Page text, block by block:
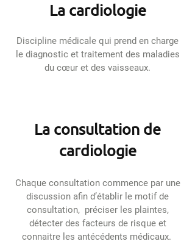
La cardiologie
Discipline médicale qui prend en charge
le diagnostic et traitement des maladies
du cœur et des vaisseaux.
La consultation de
cardiologie
Chaque consultation commence par une
discussion afin d’établir le motif de
consultation, préciser les plaintes,
détecter des facteurs de risque et
connaitre les antécédents médicaux.